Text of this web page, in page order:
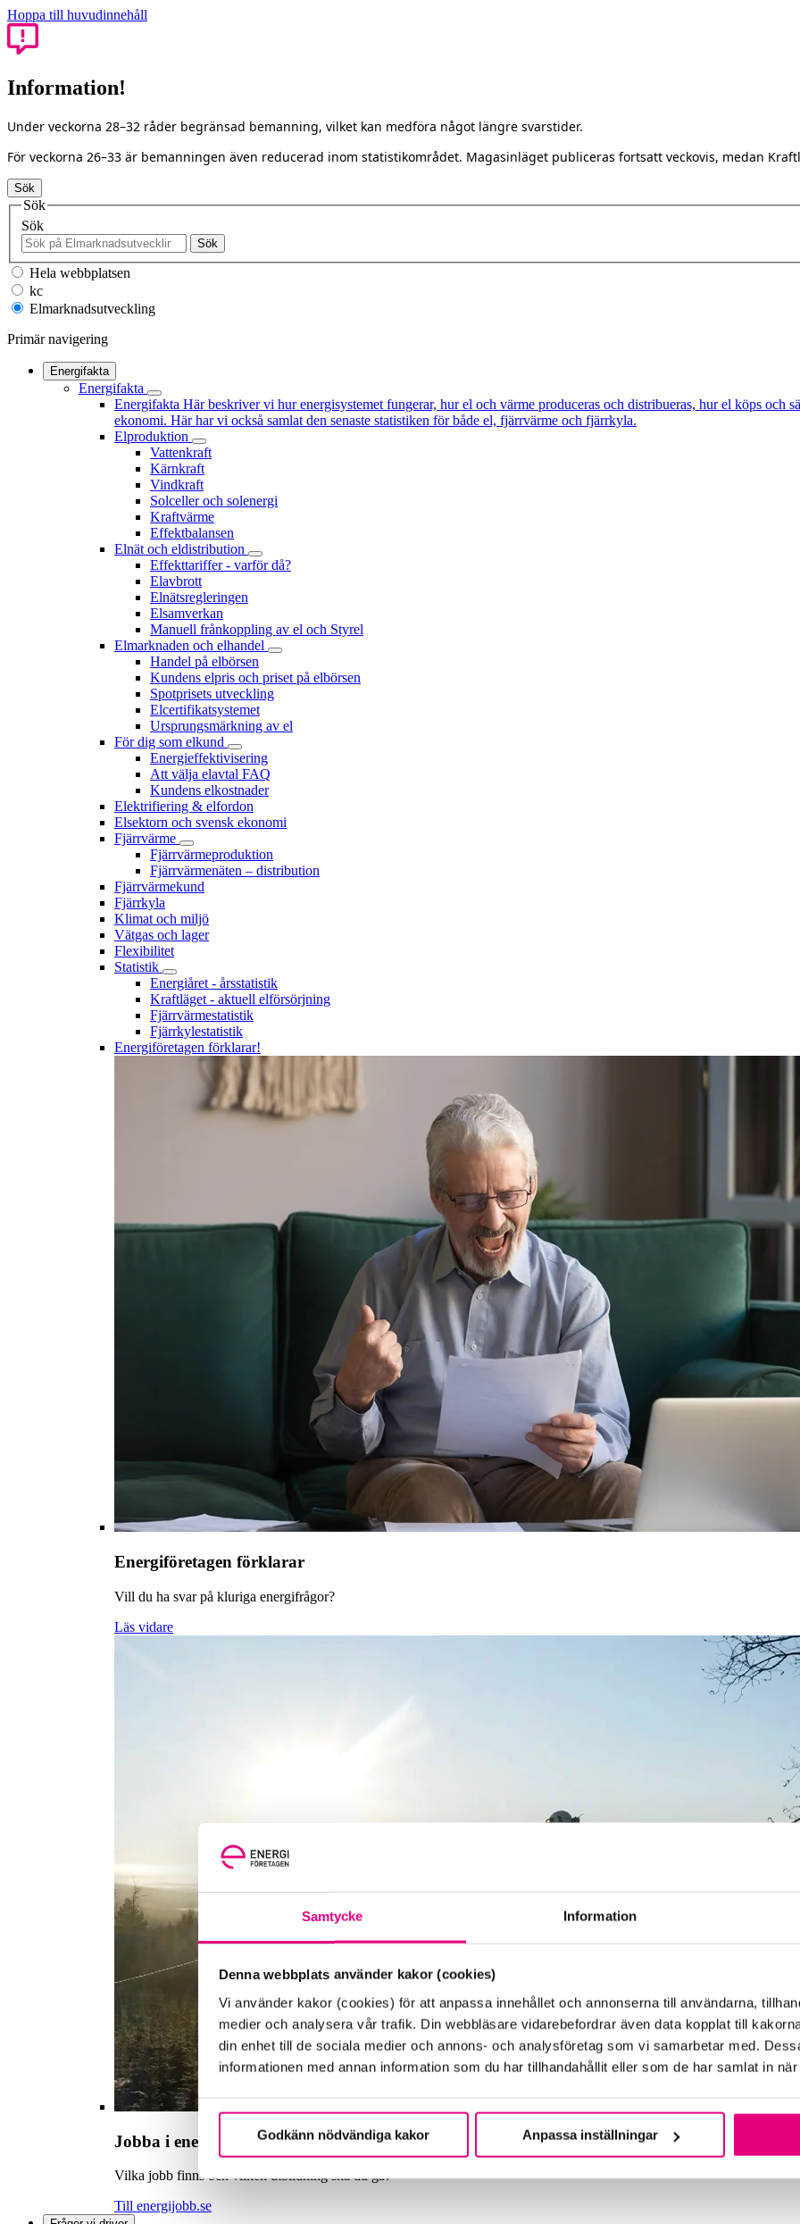
Samtycke Information
Denna webbplats använder kakor (cookies)
Vi använder kakor (cookies) för att anpassa innehållet och annonserna till användarna,
medier och analysera vår trafik. Din webbläsare vidarebefordrar även data kopplat till
din enhet till de sociala medier och annons- och analysföretag som vi samarbetar med.
informationen med annan information som du har tillhandahållit eller som de har samlat in
Godkänn nödvändiga kakor Anpassa inställningar
Hoppa till huvudinnehåll
Information!
Under veckorna 28–32 råder begränsad bemanning, vilket kan medföra något längre svarstider.
För veckorna 26–33 är bemanningen även reducerad inom statistikområdet. Magasinläget publiceras fortsatt veckovis, medan
Sök
Sök
Sök
Sök
Hela webbplatsen
kc
Elmarknadsutveckling
Primär navigering
Energifakta
Energifakta
Energifakta Här beskriver vi hur energisystemet fungerar, hur el och värme produceras och distribueras, hur el köps och
ekonomi. Här har vi också samlat den senaste statistiken för både el, fjärrvärme och fjärrkyla.
Elproduktion
Vattenkraft
Kärnkraft
Vindkraft
Solceller och solenergi
Kraftvärme
Effektbalansen
Elnät och eldistribution
Effekttariffer - varför då?
Elavbrott
Elnätsregleringen
Elsamverkan
Manuell frånkoppling av el och Styrel
Elmarknaden och elhandel
Handel på elbörsen
Kundens elpris och priset på elbörsen
Spotprisets utveckling
Elcertifikatsystemet
Ursprungsmärkning av el
För dig som elkund
Energieffektivisering
Att välja elavtal FAQ
Kundens elkostnader
Elektrifiering & elfordon
Elsektorn och svensk ekonomi
Fjärrvärme
Fjärrvärmeproduktion
Fjärrvärmenäten – distribution
Fjärrvärmekund
Fjärrkyla
Klimat och miljö
Vätgas och lager
Flexibilitet
Statistik
Energiåret - årsstatistik
Kraftläget - aktuell elförsörjning
Fjärrvärmestatistik
Fjärrkylestatistik
Energiföretagen förklarar!
Energiföretagen förklarar
Vill du ha svar på kluriga energifrågor?
Läs vidare
Jobba i energibranschen?
Vilka jobb finns och vilken utbildning ska du gå?
Till energijobb.se